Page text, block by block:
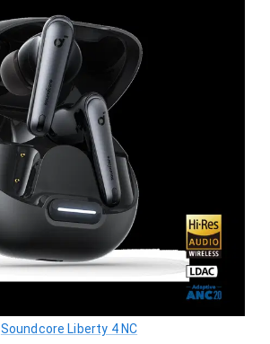
Soundcore Liberty 4 NC